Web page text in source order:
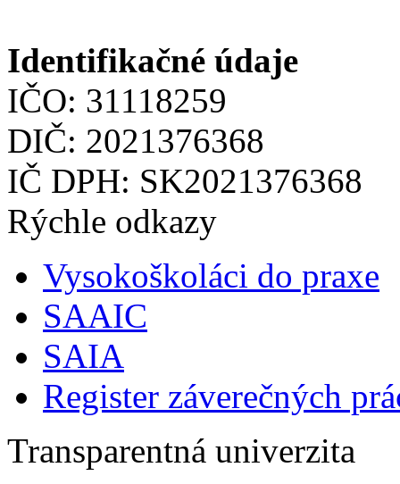
Identifikačné údaje
IČO: 31118259
DIČ: 2021376368
IČ DPH: SK2021376368
Rýchle odkazy
Vysokoškoláci do praxe
SAAIC
SAIA
Register záverečných
Transparentná univerzita